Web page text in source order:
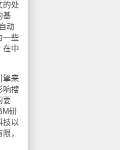
的处
基
动
一些
在中
擎来
响搜
要
研
技以
，